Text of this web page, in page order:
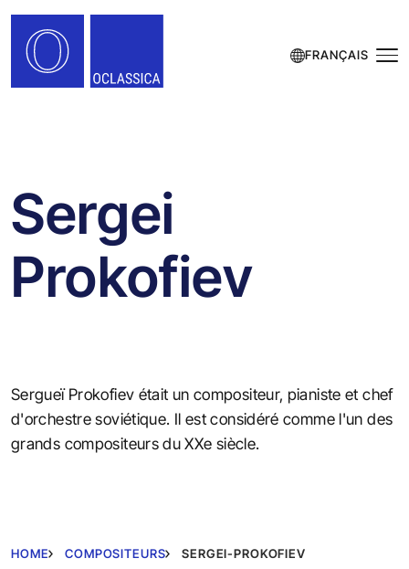
FRANÇAIS
Sergei
Prokofiev
Sergueï Prokofiev était un compositeur, pianiste et chef
d'orchestre soviétique. Il est considéré comme l'un des
grands compositeurs du XXe siècle.
HOME COMPOSITEURS SERGEI-PROKOFIEV